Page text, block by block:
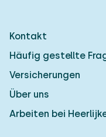
Kontakt
Häufig gestellte
Versicherungen
Über uns
Arbeiten bei